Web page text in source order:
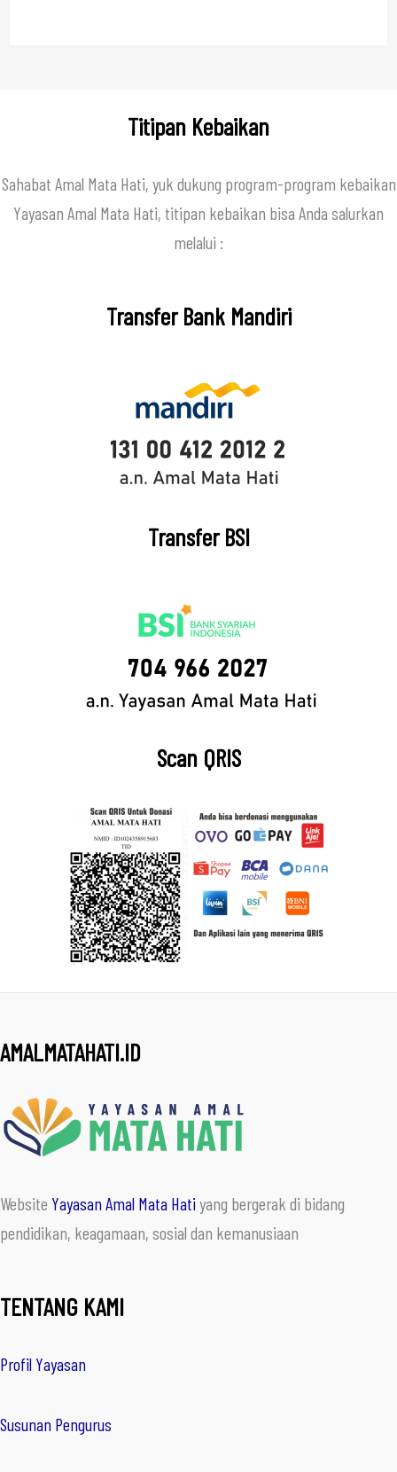
Titipan Kebaikan
Sahabat Amal Mata Hati, yuk dukung program-program kebaikan
Yayasan Amal Mata Hati, titipan kebaikan bisa Anda salurkan
melalui :
Transfer Bank Mandiri
Transfer BSI
Scan QRIS
AMALMATAHATI.ID
Website Yayasan Amal Mata Hatiyang bergerak di bidang
pendidikan, keagamaan, sosial dan kemanusiaan
TENTANG KAMI
Profil Yayasan
Susunan Pengurus